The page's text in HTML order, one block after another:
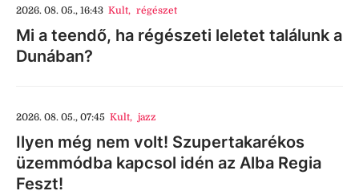
2026. 08. 05., 16:43 Kult, régészet
Mi a teendő, ha régészeti leletet találunk a
Dunában?
2026. 08. 05., 07:45 Kult, jazz
Ilyen még nem volt! Szupertakarékos
üzemmódba kapcsol idén az Alba Regia
Feszt!